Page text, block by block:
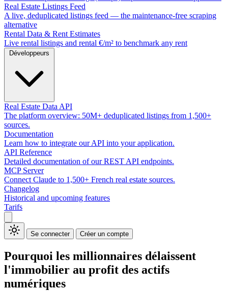
Real Estate Listings Feed
A live, deduplicated listings feed — the maintenance-free scraping
alternative
Rental Data & Rent Estimates
Live rental listings and rental €/m² to benchmark any rent
Développeurs
Real Estate Data API
The platform overview: 50M+ deduplicated listings from 1,500+
sources.
Documentation
Learn how to integrate our API into your application.
API Reference
Detailed documentation of our REST API endpoints.
MCP Server
Connect Claude to 1,500+ French real estate sources.
Changelog
Historical and upcoming features
Tarifs
Se connecter Créer un compte
Pourquoi les millionnaires délaissent
l'immobilier au profit des actifs
numériques